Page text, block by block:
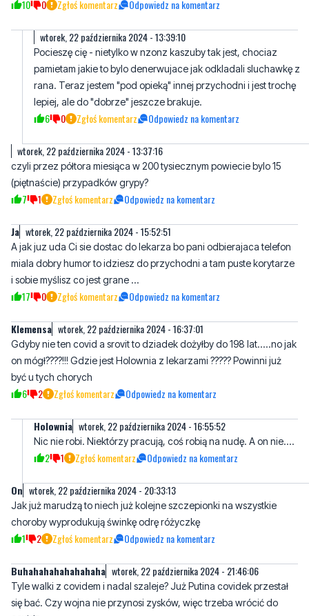
rejestracja internetowa kuleje bo musisz ją potwierdzić w
całkiem spoko rejestratorki nie przeskoczą tego.
0 Zgłoś komentarz Odpowiedz na komentarz
wtorek, 22 października 2024 - 13:39:10
Pocieszę cię - nietylko w nzonz kaszuby tak jest, chociaz
pamietam jakie to bylo denerwujace jak odkladali sluchawkę z
lepiej, ale do "dobrze" jeszcze brakuje.
6 0 Zgłoś komentarz Odpowiedz na komentarz
wtorek, 22 października 2024 - 13:37:16
(piętnaście) przypadków grypy?
7 1 Zgłoś komentarz Odpowiedz na komentarz
Ja wtorek, 22 października 2024 - 15:52:51
A jak juz uda Ci sie dostac do lekarza bo pani odbierajaca telefon
i sobie myślisz co jest grane ...
17 0 Zgłoś komentarz Odpowiedz na komentarz
Klemensa wtorek, 22 października 2024 - 16:37:01
Gdyby nie ten covid a srovit to dziadek dożyłby do 198 lat.....no jak
być u tych chorych
2 Zgłoś komentarz Odpowiedz na komentarz
Nic nie robi. Niektórzy pracują, coś robią na nudę. A on nie....
2 1 Zgłoś komentarz Odpowiedz na komentarz
On wtorek, 22 października 2024 - 20:33:13
choroby wyprodukują świnkę odrę różyczkę
1 2 Zgłoś komentarz Odpowiedz na komentarz